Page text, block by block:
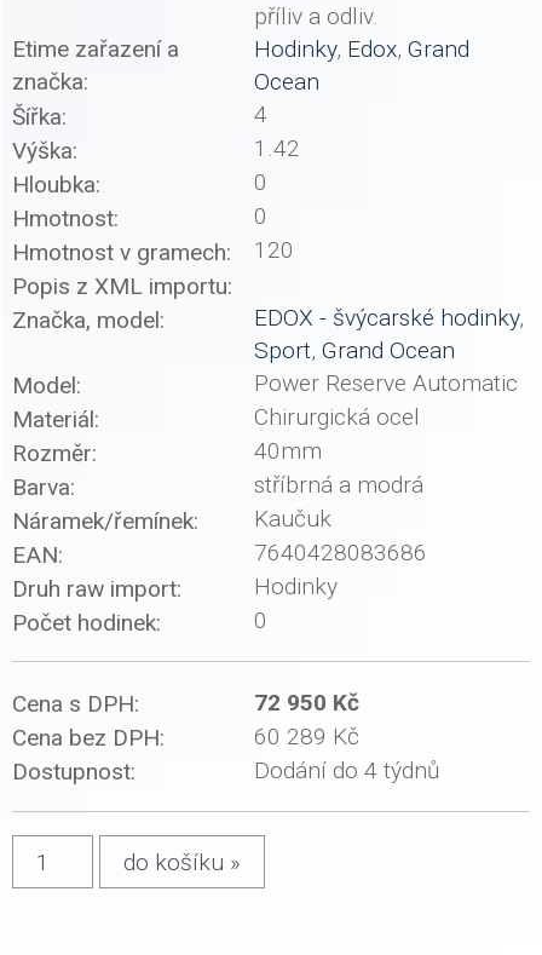
příliv a odliv.
Etime zařazení a
značka:
Hodinky, Edox, Grand
Ocean
Šířka:
4
Výška:
1.42
Hloubka:
0
Hmotnost:
0
Hmotnost v gramech:
120
Popis z XML importu:
Značka, model:
EDOX - švýcarské hodinky,
Sport, Grand Ocean
Model:
Power Reserve Automatic
Materiál:
Chirurgická ocel
Rozměr:
40mm
Barva:
stříbrná a modrá
Náramek/řemínek:
Kaučuk
EAN:
7640428083686
Druh raw import:
Hodinky
Počet hodinek:
0
Cena s DPH:
72 950 Kč
Cena bez DPH:
60 289 Kč
Dostupnost:
Dodání do 4 týdnů